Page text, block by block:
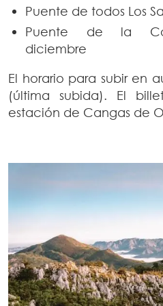
Puente de todos Los
Puente de la
diciembre
El horario para subir en
(última subida). El
estación de Cangas de